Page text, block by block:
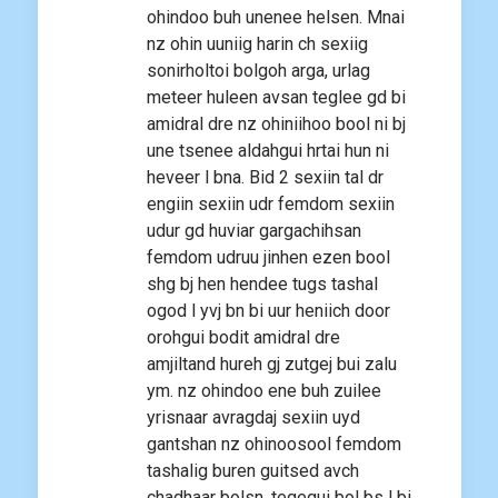
ohindoo buh unenee helsen. Mnai
nz ohin uuniig harin ch sexiig
sonirholtoi bolgoh arga, urlag
meteer huleen avsan teglee gd bi
amidral dre nz ohiniihoo bool ni bj
une tsenee aldahgui hrtai hun ni
heveer l bna. Bid 2 sexiin tal dr
engiin sexiin udr femdom sexiin
udur gd huviar gargachihsan
femdom udruu jinhen ezen bool
shg bj hen hendee tugs tashal
ogod l yvj bn bi uur heniich door
orohgui bodit amidral dre
amjiltand hureh gj zutgej bui zalu
ym. nz ohindoo ene buh zuilee
yrisnaar avragdaj sexiin uyd
gantshan nz ohinoosool femdom
tashalig buren guitsed avch